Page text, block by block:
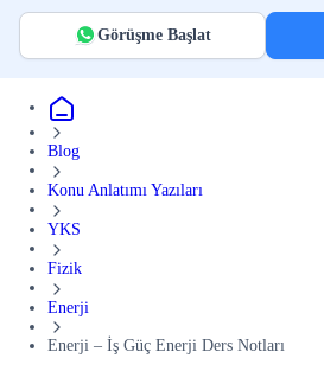
Görüşme Başlat
Blog
Konu Anlatımı Yazıları
YKS
Fizik
Enerji
Enerji – İş Güç Enerji Ders Notları